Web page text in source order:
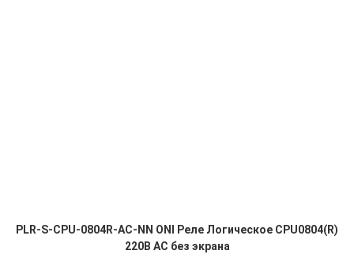
PLR-S-CPU-0804R-AC-NN ONI Реле Логическое CPU0804(R)
220В AC без экрана